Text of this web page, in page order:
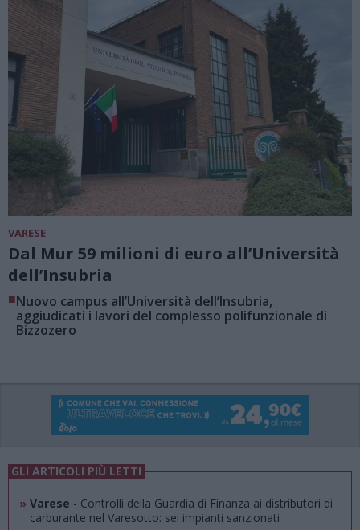
VARESE
Dal Mur 59 milioni di euro all’Università
dell’Insubria
■Nuovo campus all’Università dell’Insubria,
aggiudicati i lavori del complesso polifunzionale di
Bizzozero
GLI ARTICOLI PIÙ LETTI
» Varese - Controlli della Guardia di Finanza ai distributori di
carburante nel Varesotto: sei impianti sanzionati